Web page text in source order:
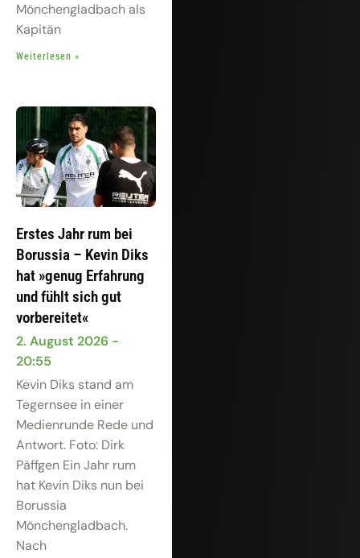
Mönchengladbach als
Kapitän
Weiterlesen »
Erstes Jahr rum bei
Borussia – Kevin Diks
hat »genug Erfahrung
und fühlt sich gut
vorbereitet«
2. August 2026
20:55
Kevin Diks stand am
Tegernsee in einer
Medienrunde Rede und
Antwort. Foto: Dirk
Päffgen Ein Jahr rum
hat Kevin Diks nun bei
Borussia
Mönchengladbach.
Nach